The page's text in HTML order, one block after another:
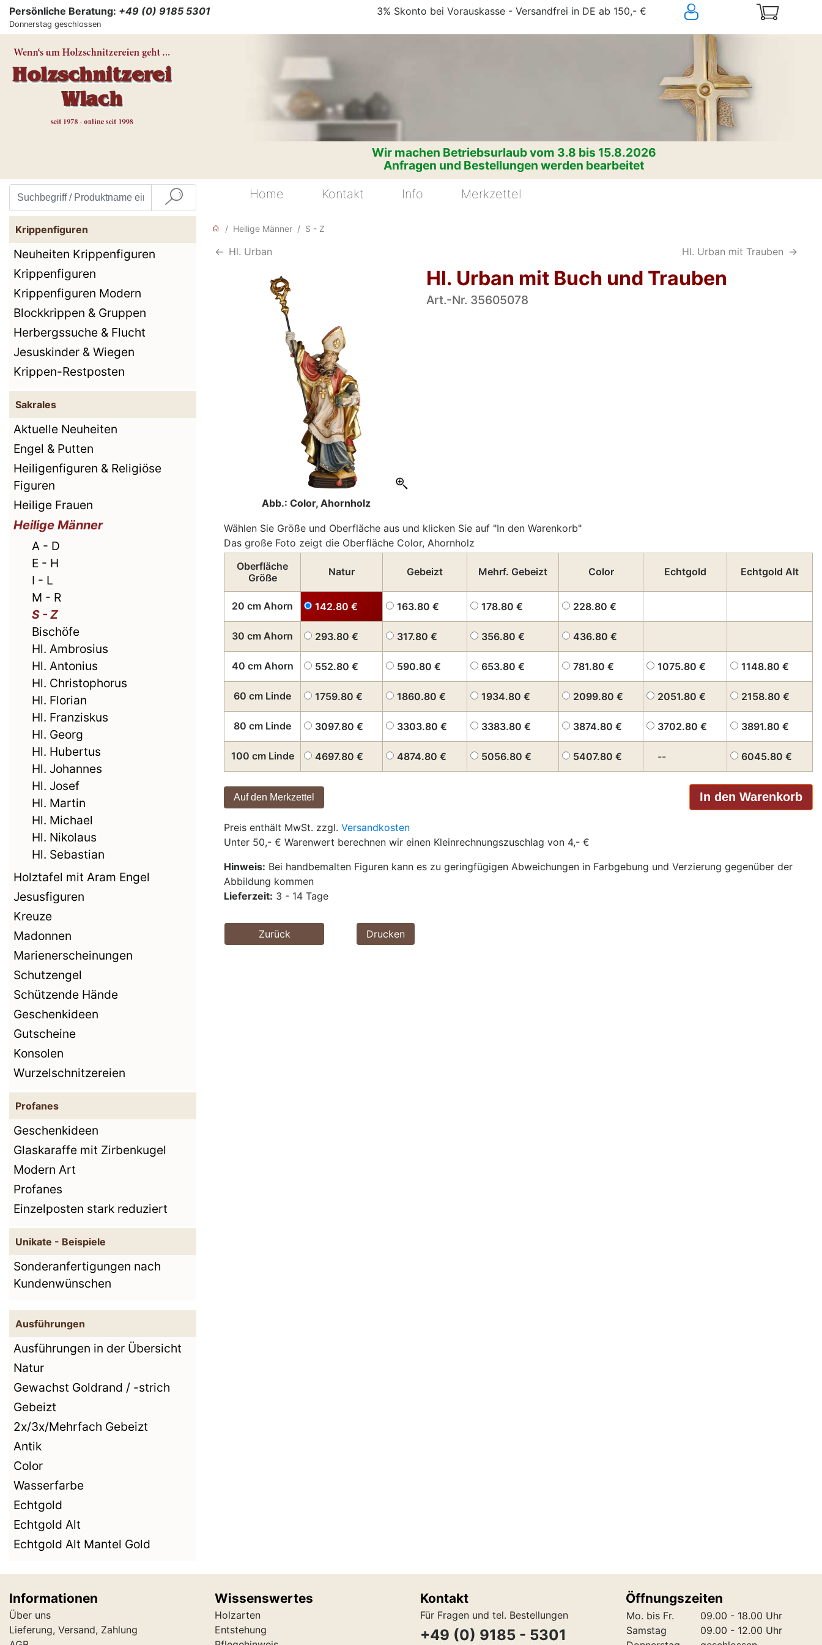
Persönliche Beratung: +49 (0) 9185 5301
Donnerstag geschlossen
3% Skonto bei Vorauskasse - Versandfrei in DE ab 150,- €
Wir machen Betriebsurlaub vom 3.8 bis 15.8.2026
Anfragen und Bestellungen werden bearbeitet
Home
Kontakt Info Merkzettel
Krippenfiguren
Neuheiten Krippenfiguren
Krippenfiguren
Krippenfiguren Modern
Blockkrippen & Gruppen
Herbergssuche & Flucht
Jesuskinder & Wiegen
Krippen-Restposten
Sakrales
Aktuelle Neuheiten
Engel & Putten
Heiligenfiguren & Religiöse
Figuren
Heilige Frauen
Heilige Männer
A - D
E - H
I - L
M - R
S - Z
Bischöfe
Hl. Ambrosius
Hl. Antonius
Hl. Christophorus
Hl. Florian
Hl. Franziskus
Hl. Georg
Hl. Hubertus
Hl. Johannes
Hl. Josef
Hl. Martin
Hl. Michael
Hl. Nikolaus
Hl. Sebastian
Holztafel mit Aram Engel
Jesusfiguren
Kreuze
Madonnen
Marienerscheinungen
Schutzengel
Schützende Hände
Geschenkideen
Gutscheine
Konsolen
Wurzelschnitzereien
Profanes
Geschenkideen
Glaskaraffe mit Zirbenkugel
Modern Art
Profanes
Einzelposten stark reduziert
Unikate - Beispiele
Sonderanfertigungen nach
Kundenwünschen
Ausführungen
Ausführungen in der Übersicht
Natur
Gewachst Goldrand / -strich
Gebeizt
2x/3x/Mehrfach Gebeizt
Antik
Color
Wasserfarbe
Echtgold
Echtgold Alt
Echtgold Alt Mantel Gold
Heilige Männer S - Z
<- Hl. Urban Hl. Urban mit Trauben ->
Abb.: Color, Ahornholz
Hl. Urban mit Buch und Trauben
Art.-Nr. 35605078
Wählen Sie Größe und Oberfläche aus und klicken Sie auf "In den Warenkorb"
Das große Foto zeigt die Oberfläche Color, Ahornholz
Oberfläche
Größe
Natur Gebeizt Mehrf. Gebeizt Color Echtgold Echtgold Alt
20 cm Ahorn 142.80 € 163.80 € 178.80 € 228.80 €
30 cm Ahorn 293.80 € 317.80 € 356.80 € 436.80 €
40 cm Ahorn 552.80 € 590.80 € 653.80 € 781.80 € 1075.80 € 1148.80 €
60 cm Linde 1759.80 € 1860.80 € 1934.80 € 2099.80 € 2051.80 € 2158.80 €
80 cm Linde 3097.80 € 3303.80 € 3383.80 € 3874.80 € 3702.80 € 3891.80 €
100 cm Linde 4697.80 € 4874.80 € 5056.80 € 5407.80 € -- 6045.80 €
Preis enthält MwSt. zzgl. Versandkosten
Unter 50,- € Warenwert berechnen wir einen Kleinrechnungszuschlag von 4,- €
Hinweis: Bei handbemalten Figuren kann es zu geringfügigen Abweichungen in Farbgebung und Verzierung gegenüber der
Abbildung kommen
Lieferzeit: 3 - 14 Tage
Zurück Drucken
Informationen
Über uns
Lieferung, Versand, Zahlung
Wissenswertes
Holzarten
Entstehung
Kontakt
Für Fragen und tel. Bestellungen
+49 (0) 9185 - 5301
Öffnungszeiten
Mo. bis Fr.
Samstag
09.00 - 18.00 Uhr
09.00 - 12.00 Uhr